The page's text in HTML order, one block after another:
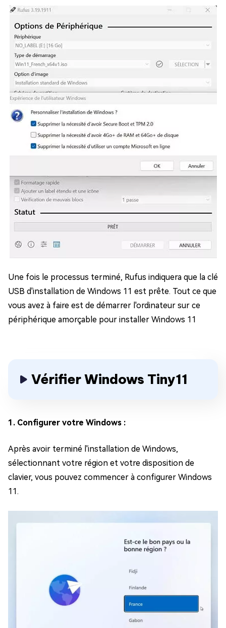
Une fois le processus terminé, Rufus indiquera que la clé
USB d'installation de Windows 11 est prête. Tout ce que
vous avez à faire est de démarrer l'ordinateur sur ce
périphérique amorçable pour installer Windows 11
Vérifier Windows Tiny11
1. Configurer votre Windows :
Après avoir terminé l'installation de Windows,
sélectionnant votre région et votre disposition de
clavier, vous pouvez commencer à configurer Windows
11.